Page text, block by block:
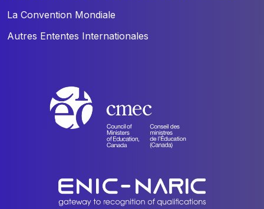
La Convention Mondiale
Autres Ententes Internationales